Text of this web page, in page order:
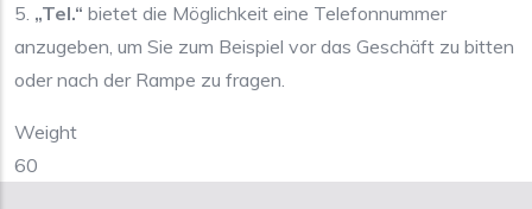
5. „Tel.“ bietet die Möglichkeit eine Telefonnummer
anzugeben, um Sie zum Beispiel vor das Geschäft zu bitten
oder nach der Rampe zu fragen.
Weight
60